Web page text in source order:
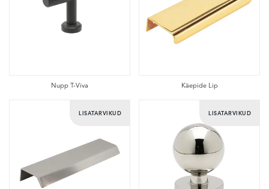
Nupp T-Viva Käepide Lip
LISATARVIKUD LISATARVIKUD